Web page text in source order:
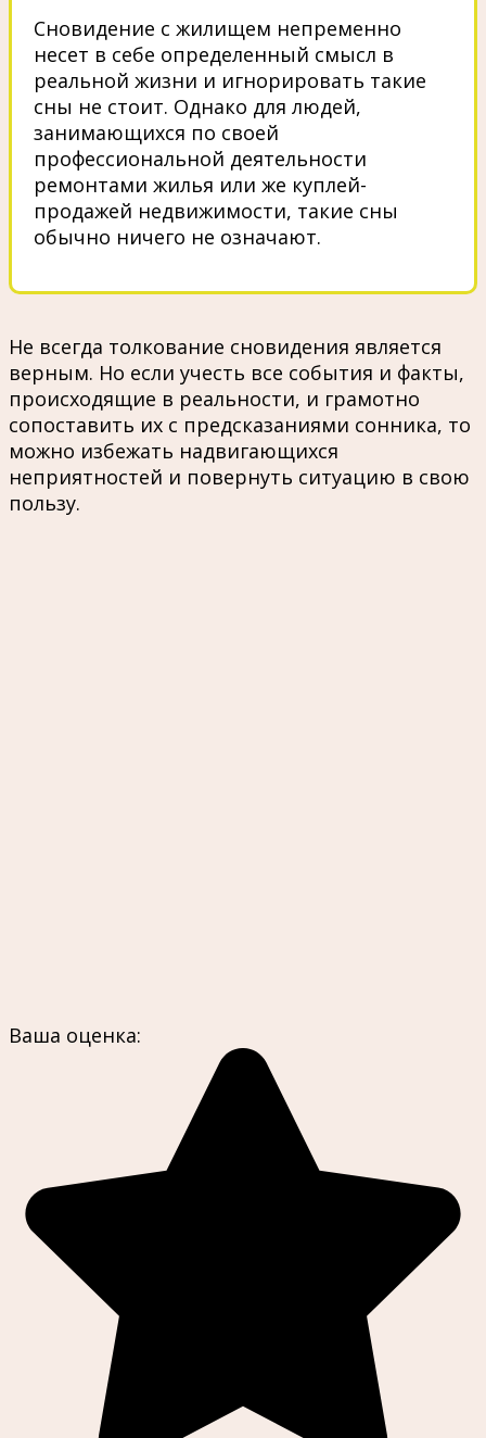
Сновидение с жилищем непременно
несет в себе определенный смысл в
реальной жизни и игнорировать такие
сны не стоит. Однако для людей,
занимающихся по своей
профессиональной деятельности
ремонтами жилья или же куплей-
продажей недвижимости, такие сны
обычно ничего не означают.
Не всегда толкование сновидения является
верным. Но если учесть все события и факты,
происходящие в реальности, и грамотно
сопоставить их с предсказаниями сонника, то
можно избежать надвигающихся
неприятностей и повернуть ситуацию в свою
пользу.
Ваша оценка: